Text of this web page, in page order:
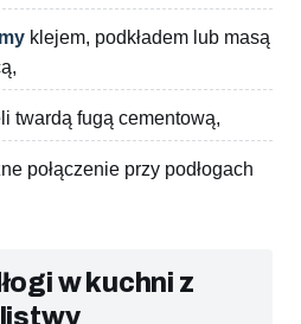
klejem, podkładem lub masą
twardą fugą cementową,
połączenie przy podłogach
w kuchni z